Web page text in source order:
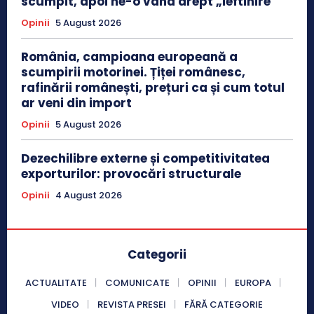
Opinii 5 August 2026
România, campioana europeană a
scumpirii motorinei. Țiței românesc,
rafinării românești, prețuri ca și cum totul
ar veni din import
Opinii 5 August 2026
Dezechilibre externe și competitivitatea
exporturilor: provocări structurale
Opinii 4 August 2026
Categorii
ACTUALITATE COMUNICATE OPINII
EUROPA
VIDEO
REVISTA PRESEI FĂRĂ CATEGORIE